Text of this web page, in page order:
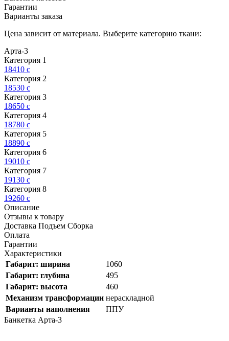
Гарантии
Варианты заказа
Цена зависит от материала. Выберите категорию ткани:
Арта-3
Категория 1
18410 c
Категория 2
18530 c
Категория 3
18650 c
Категория 4
18780 c
Категория 5
18890 c
Категория 6
19010 c
Категория 7
19130 c
Категория 8
19260 c
Описание
Отзывы к товару
Доставка Подъем Сборка
Оплата
Гарантии
Характеристики
Габарит: ширина
1060
Габарит: глубина
495
Габарит: высота
460
Механизм трансформации нераскладной
Варианты наполнения
ППУ
Банкетка Арта-3